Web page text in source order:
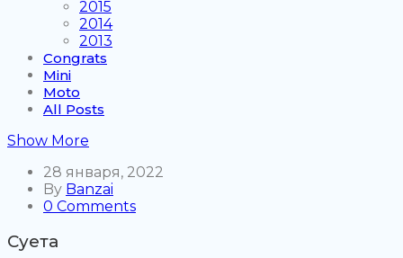
2015
2014
2013
Congrats
Mini
Moto
All Posts
Show More
28 января, 2022
By Banzai
0 Comments
Суета